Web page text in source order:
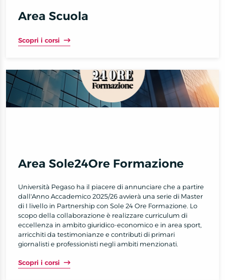
Area Scuola
Scopri i corsi
Area Sole24Ore Formazione
Università Pegaso ha il piacere di annunciare che a partire
dall'Anno Accademico 2025/26 avvierà una serie di Master
di I livello in Partnership con Sole 24 Ore Formazione. Lo
scopo della collaborazione è realizzare curriculum di
eccellenza in ambito giuridico-economico e in area sport,
arricchiti da testimonianze e contributi di primari
giornalisti e professionisti negli ambiti menzionati.
Scopri i corsi